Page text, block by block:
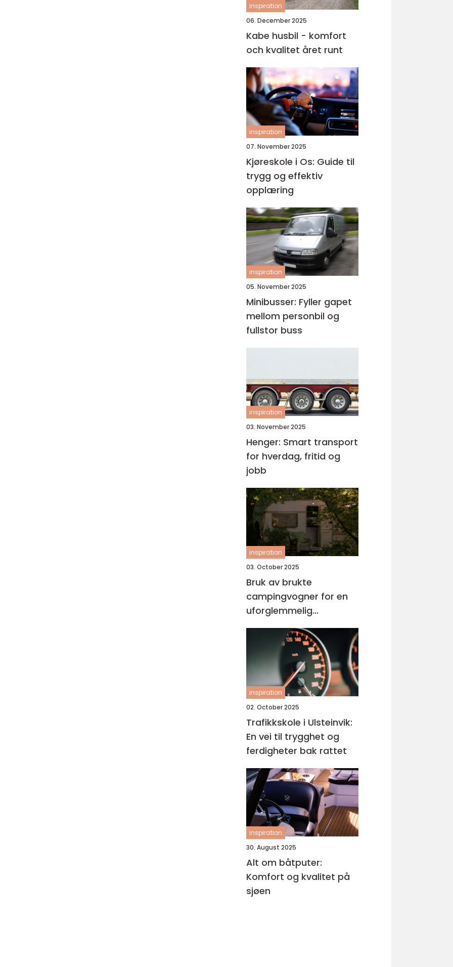
inspiration
06. December 2025
Kabe husbil - komfort
och kvalitet året runt
inspiration
07. November 2025
Kjøreskole i Os: Guide til
trygg og effektiv
opplæring
inspiration
05. November 2025
Minibusser: Fyller gapet
mellom personbil og
fullstor buss
inspiration
03. November 2025
Henger: Smart transport
for hverdag, fritid og
jobb
inspiration
03. October 2025
Bruk av brukte
campingvogner for en
uforglemmelig
ferieopplevelse
inspiration
02. October 2025
Trafikkskole i Ulsteinvik:
En vei til trygghet og
ferdigheter bak rattet
inspiration
30. August 2025
Alt om båtputer:
Komfort og kvalitet på
sjøen